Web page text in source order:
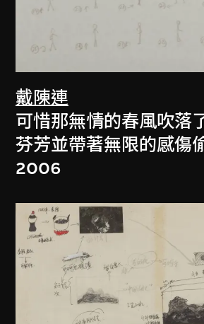
戴陳連
可惜那無情的春風吹落
芬芳並帶著無限的感傷
2006